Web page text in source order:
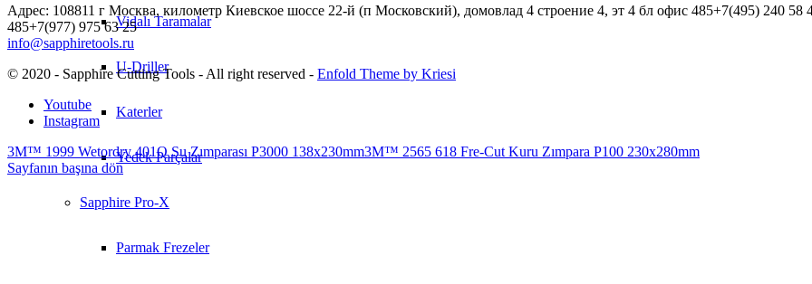
Vidalı Taramalar
U-Driller
Katerler
Yedek Parçalar
Sapphire Pro-X
Parmak Frezeler
Адрес: 108811 г Москва, километр Киевское шоссе 22-й (п Московский), домовлад 4 строение 4, эт 4 бл офис 485+7(495) 240 58
485+7(977) 975 63 25
info@sapphiretools.ru
© 2020 - Sapphire Cutting Tools - All right reserved - Enfold Theme by Kriesi
Youtube
Instagram
3M™ 1999 Wetordry 401Q Su Zımparası P3000 138x230mm3M™ 2565 618 Fre-Cut Kuru Zımpara P100 230x280mm
Sayfanın başına dön